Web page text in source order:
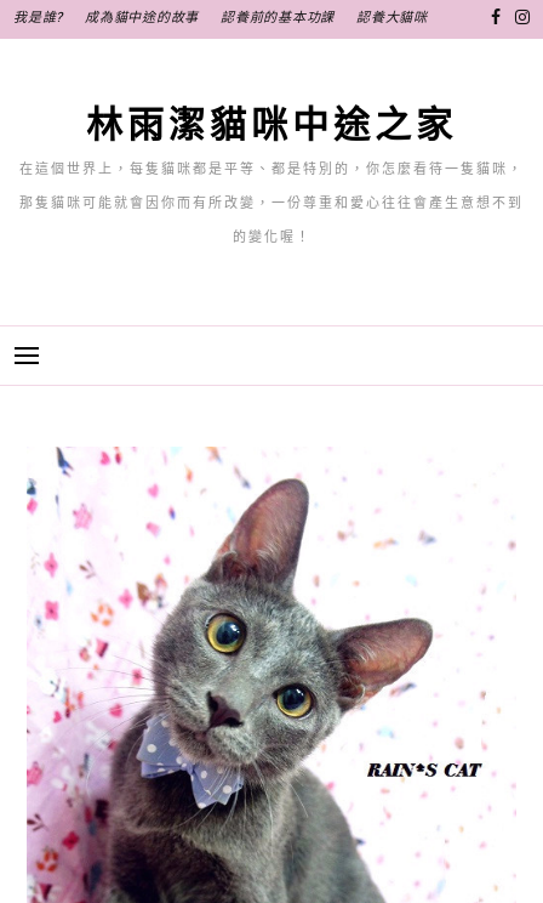
至
我是誰? 成為貓中途的故事 認養前的基本功課 認養大貓咪
林雨潔貓咪中途之家
在這個世界上，每隻貓咪都是平等、都是特別的，你怎麼看待一隻貓咪，
那隻貓咪可能就會因你而有所改變，一份尊重和愛心往往會產生意想不到
的變化喔！